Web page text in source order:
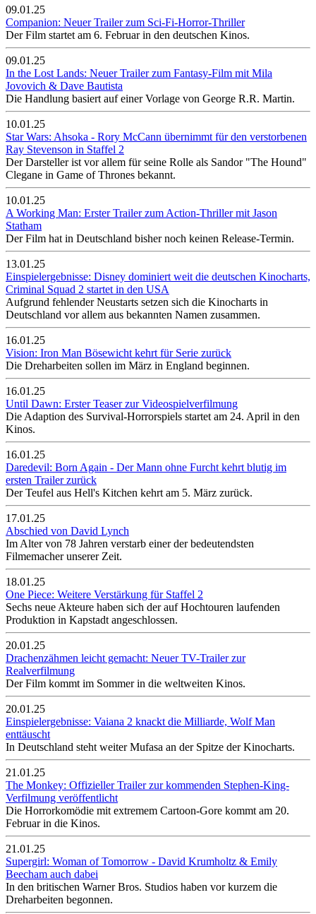
09.01.25
Companion: Neuer Trailer zum Sci-Fi-Horror-Thriller
Der Film startet am 6. Februar in den deutschen Kinos.
09.01.25
In the Lost Lands: Neuer Trailer zum Fantasy-Film mit Mila
Jovovich & Dave Bautista
Die Handlung basiert auf einer Vorlage von George R.R. Martin.
10.01.25
Star Wars: Ahsoka - Rory McCann übernimmt für den verstorbenen
Ray Stevenson in Staffel 2
Der Darsteller ist vor allem für seine Rolle als Sandor "The Hound"
Clegane in Game of Thrones bekannt.
10.01.25
A Working Man: Erster Trailer zum Action-Thriller mit Jason
Statham
Der Film hat in Deutschland bisher noch keinen Release-Termin.
13.01.25
Einspielergebnisse: Disney dominiert weit die deutschen Kinocharts,
Criminal Squad 2 startet in den USA
Aufgrund fehlender Neustarts setzen sich die Kinocharts in
Deutschland vor allem aus bekannten Namen zusammen.
16.01.25
Vision: Iron Man Bösewicht kehrt für Serie zurück
Die Dreharbeiten sollen im März in England beginnen.
16.01.25
Until Dawn: Erster Teaser zur Videospielverfilmung
Die Adaption des Survival-Horrorspiels startet am 24. April in den
Kinos.
16.01.25
Daredevil: Born Again - Der Mann ohne Furcht kehrt blutig im
ersten Trailer zurück
Der Teufel aus Hell's Kitchen kehrt am 5. März zurück.
17.01.25
Abschied von David Lynch
Im Alter von 78 Jahren verstarb einer der bedeutendsten
Filmemacher unserer Zeit.
18.01.25
One Piece: Weitere Verstärkung für Staffel 2
Sechs neue Akteure haben sich der auf Hochtouren laufenden
Produktion in Kapstadt angeschlossen.
20.01.25
Drachenzähmen leicht gemacht: Neuer TV-Trailer zur
Realverfilmung
Der Film kommt im Sommer in die weltweiten Kinos.
20.01.25
Einspielergebnisse: Vaiana 2 knackt die Milliarde, Wolf Man
enttäuscht
In Deutschland steht weiter Mufasa an der Spitze der Kinocharts.
21.01.25
The Monkey: Offizieller Trailer zur kommenden Stephen-King-
Verfilmung veröffentlicht
Die Horrorkomödie mit extremem Cartoon-Gore kommt am 20.
Februar in die Kinos.
21.01.25
Supergirl: Woman of Tomorrow - David Krumholtz & Emily
Beecham auch dabei
In den britischen Warner Bros. Studios haben vor kurzem die
Dreharbeiten begonnen.